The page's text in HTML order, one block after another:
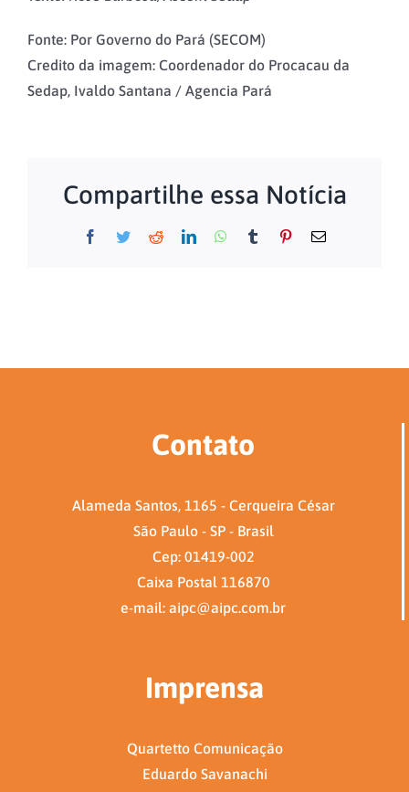
Fonte: Por Governo do Pará (SECOM)
Credito da imagem: Coordenador do Procacau da
Sedap, Ivaldo Santana / Agencia Pará
Compartilhe essa Notícia
Facebook
TwitterRedditLinkedInWhatsApp
Tumblr Pinterest
E-
Contato
Alameda Santos, 1165 - Cerqueira César
São Paulo - SP - Brasil
Cep: 01419-002
Caixa Postal 116870
e-mail: aipc@aipc.com.br
Imprensa
Quartetto Comunicação
Eduardo Savanachi